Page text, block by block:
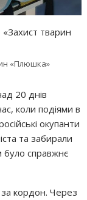
«Плюшка»
20 днів
коли подіями в
окупанти
та забирали
було справжнє
за кордон. Через